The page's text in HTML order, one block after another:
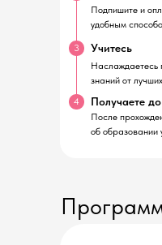
Подпишите и
удобным
Учитесь
Наслаждаетесь
знаний от
3
Получаете
После
об образовании
4